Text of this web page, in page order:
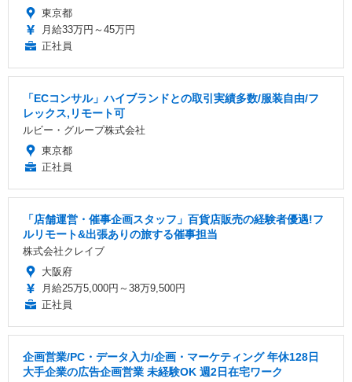
東京都
月給33万円～45万円
正社員
「ECコンサル」ハイブランドとの取引実績多数/服装自由/フ
レックス,リモート可
ルビー・グループ株式会社
東京都
正社員
「店舗運営・催事企画スタッフ」百貨店販売の経験者優遇!フ
ルリモート&出張ありの旅する催事担当
株式会社クレイブ
大阪府
月給25万5,000円～38万9,500円
正社員
企画営業/PC・データ入力/企画・マーケティング 年休128日
大手企業の広告企画営業 未経験OK 週2日在宅ワーク